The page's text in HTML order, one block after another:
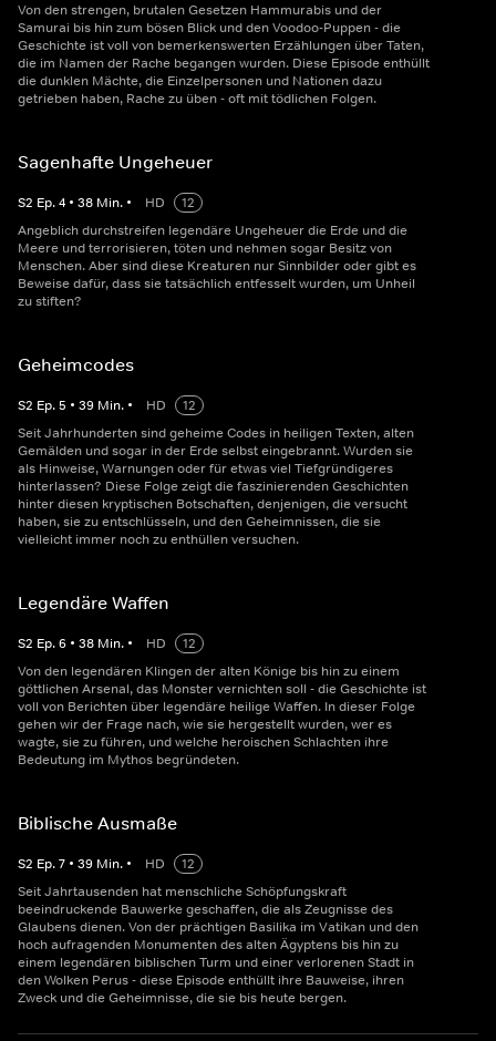
Von den strengen, brutalen Gesetzen Hammurabis und der
Samurai bis hin zum bösen Blick und den Voodoo-Puppen - die
Geschichte ist voll von bemerkenswerten Erzählungen über Taten,
die im Namen der Rache begangen wurden. Diese Episode enthüllt
die dunklen Mächte, die Einzelpersonen und Nationen dazu
getrieben haben, Rache zu üben - oft mit tödlichen Folgen.
Sagenhafte Ungeheuer
S2 Ep.4 • 38 Min. • HD
12
Angeblich durchstreifen legendäre Ungeheuer die Erde und die
Meere und terrorisieren, töten und nehmen sogar Besitz von
Menschen. Aber sind diese Kreaturen nur Sinnbilder oder gibt es
Beweise dafür, dass sie tatsächlich entfesselt wurden, um Unheil
zu stiften?
Geheimcodes
S2 Ep.5 • 39 Min. • HD
12
Seit Jahrhunderten sind geheime Codes in heiligen Texten, alten
Gemälden und sogar in der Erde selbst eingebrannt. Wurden sie
als Hinweise, Warnungen oder für etwas viel Tiefgründigeres
hinterlassen? Diese Folge zeigt die faszinierenden Geschichten
hinter diesen kryptischen Botschaften, denjenigen, die versucht
haben, sie zu entschlüsseln, und den Geheimnissen, die sie
vielleicht immer noch zu enthüllen versuchen.
Legendäre Waffen
S2 Ep.6 • 38 Min. • HD
12
Von den legendären Klingen der alten Könige bis hin zu einem
göttlichen Arsenal, das Monster vernichten soll - die Geschichte ist
voll von Berichten über legendäre heilige Waffen. In dieser Folge
gehen wir der Frage nach, wie sie hergestellt wurden, wer es
wagte, sie zu führen, und welche heroischen Schlachten ihre
Bedeutung im Mythos begründeten.
Biblische Ausmaße
S2 Ep.7 • 39 Min. • HD
12
Seit Jahrtausenden hat menschliche Schöpfungskraft
beeindruckende Bauwerke geschaffen, die als Zeugnisse des
Glaubens dienen. Von der prächtigen Basilika im Vatikan und den
hoch aufragenden Monumenten des alten Ägyptens bis hin zu
einem legendären biblischen Turm und einer verlorenen Stadt in
den Wolken Perus - diese Episode enthüllt ihre Bauweise, ihren
Zweck und die Geheimnisse, die sie bis heute bergen.